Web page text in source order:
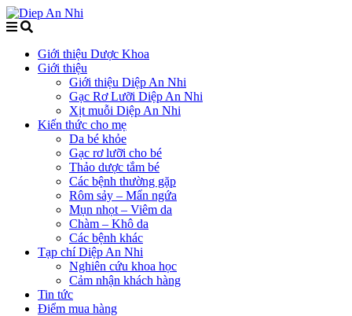
Giới thiệu Dược Khoa
Giới thiệu
Giới thiệu Diệp An Nhi
Gạc Rơ Lưỡi Diệp An Nhi
Xịt muỗi Diệp An Nhi
Kiến thức cho mẹ
Da bé khỏe
Gạc rơ lưỡi cho bé
Thảo dược tắm bé
Các bệnh thường gặp
Rôm sảy – Mẩn ngứa
Mụn nhọt – Viêm da
Chàm – Khô da
Các bệnh khác
Tạp chí Diệp An Nhi
Nghiên cứu khoa học
Cảm nhận khách hàng
Tin tức
Điểm mua hàng